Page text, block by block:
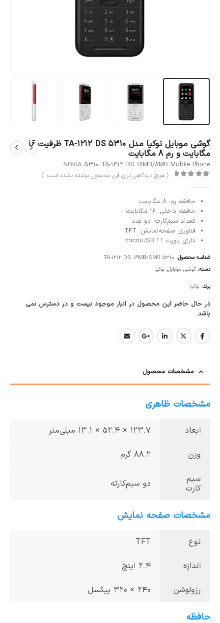
گوشی موبایل نوکیا مدل 5310 TA-1212 DS ظرفیت 16
مگابایت و رم 8 مگابایت
NOKIA 5310 TA-1212 DS 16MB/8MB Mobile Phone
( هیچ دیدگاهی برای این محصول نوشته نشده است. )
حافظه رم: 8 مگابایت
حافظه داخلی: 16 مگابایت
تعداد سیم‌کارت: دو عدد
فناوری صفحه‌نمایش: TFT
دارای پورت microUSB 1.1
شناسه محصول: 5310 TA-1212 DS 16MB/8MB
دسته: گوشی موبایل, نوکیا
برند: نوکیا
در حال حاضر این محصول در انبار موجود نیست و در دسترس نمی
باشد.
مشخصات محصول
مشخصات ظاهری
ابعاد 123.7 × 52.4 × 13.1 میلی‌متر
وزن 88.2 گرم
سیم
کارت
دو سیم‌کارته
مشخصات صفحه نمایش
نوع TFT
اندازه 2.4 اینچ
رزولوشن 240 × 320 پیکسل
حافظه